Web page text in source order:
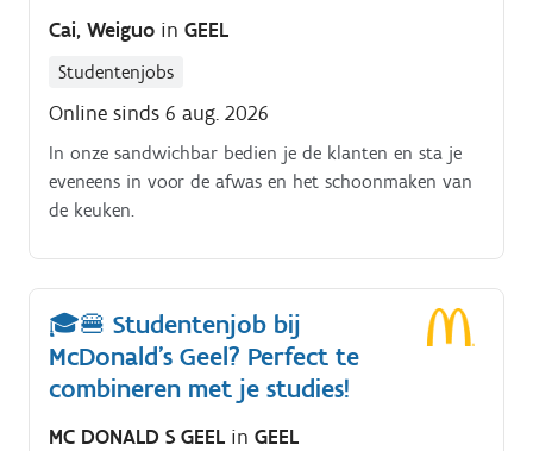
Cai, Weiguo in GEEL
Studentenjobs
Online sinds 6 aug. 2026
In onze sandwichbar bedien je de klanten en sta je
eveneens in voor de afwas en het schoonmaken van
de keuken.
🎓🍔 Studentenjob bij
McDonald’s Geel? Perfect te
combineren met je studies!
MC DONALD S GEEL in GEEL